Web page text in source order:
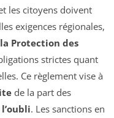
les citoyens doivent
exigences régionales,
Protection des
strictes quant
Ce règlement vise à
de la part des
. Les sanctions en